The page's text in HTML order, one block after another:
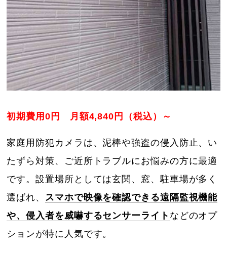
初期費用0円 月額4,840円（税込）～
家庭用防犯カメラは、泥棒や強盗の侵入防止、い
たずら対策、ご近所トラブルにお悩みの方に最適
です。設置場所としては玄関、窓、駐車場が多く
選ばれ、 スマホで映像を確認できる遠隔監視機能
や、侵入者を威嚇するセンサーライト などのオプ
ションが特に人気です。